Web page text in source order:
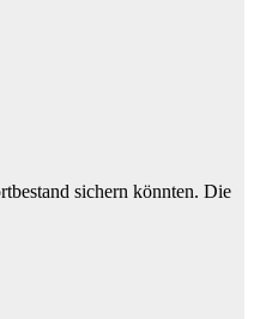
sichern könnten. Die